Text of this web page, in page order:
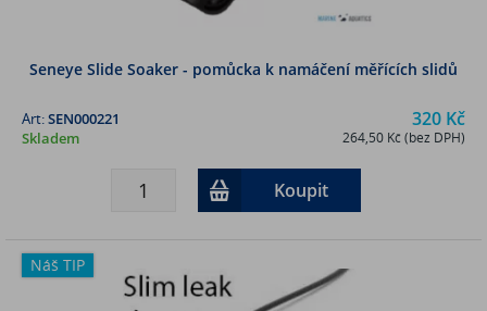
Seneye Slide Soaker - pomůcka k namáčení měřících slidů
320 Kč
264,50 Kč (bez DPH)
Art:SEN000221
Skladem
Koupit
Náš TIP